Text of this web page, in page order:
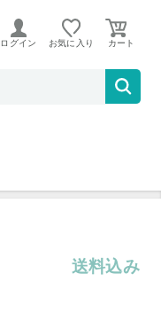
ログイン お気に入り
ディションNo.
送料込み